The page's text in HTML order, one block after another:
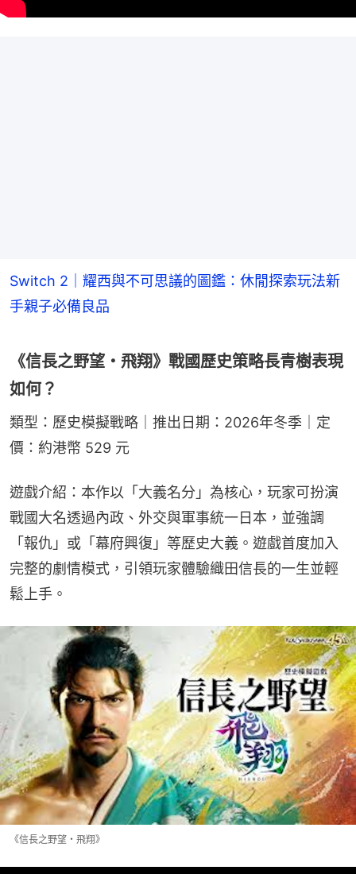
Switch 2｜耀西與不可思議的圖鑑：休閒探索玩法新
手親子必備良品
《信長之野望・飛翔》戰國歷史策略長青樹表現
如何？
類型：歷史模擬戰略｜推出日期：2026年冬季｜定
價：約港幣 529 元
遊戲介紹：本作以「大義名分」為核心，玩家可扮演
戰國大名透過內政、外交與軍事統一日本，並強調
「報仇」或「幕府興復」等歷史大義。遊戲首度加入
完整的劇情模式，引領玩家體驗織田信長的一生並輕
鬆上手。
《信長之野望・飛翔》